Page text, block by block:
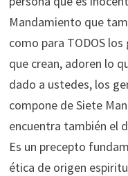
Mandamiento que
como para TODOS
que crean, adoren lo
dado a ustedes, los
compone de Siete
encuentra también el
Es un precepto
ética de origen